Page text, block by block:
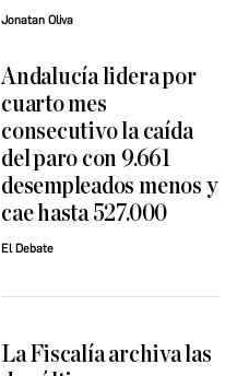
Jonatan Oliva
Andalucía lidera por
cuarto mes
consecutivo la caída
del paro con 9.661
desempleados menos y
cae hasta 527.000
El Debate
La Fiscalía archiva las